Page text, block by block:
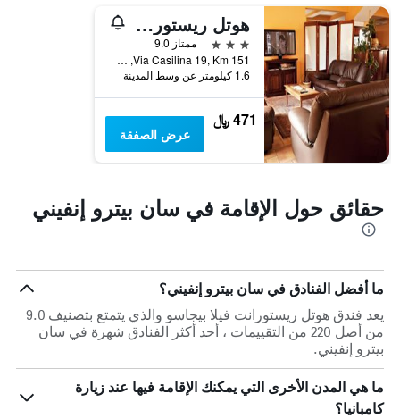
هوتل ريستورانت فيلا بيجاسو
3 نجوم
ممتاز 9.0
Via Casilina 19, Km 151, سان بيترو إنفيني, مقاطعة كازيرتا, إيطاليا
1.6 كيلومتر عن وسط المدينة
471 ﷼
عرض الصفقة
حقائق حول الإقامة في سان بيترو إنفيني
ما أفضل الفنادق في سان بيترو إنفيني؟
يعد فندق هوتل ريستورانت فيلا بيجاسو والذي يتمتع بتصنيف 9.0
من أصل 220 من التقييمات ، أحد أكثر الفنادق شهرة في سان
بيترو إنفيني.
ما هي المدن الأخرى التي يمكنك الإقامة فيها عند زيارة
كامبانيا؟